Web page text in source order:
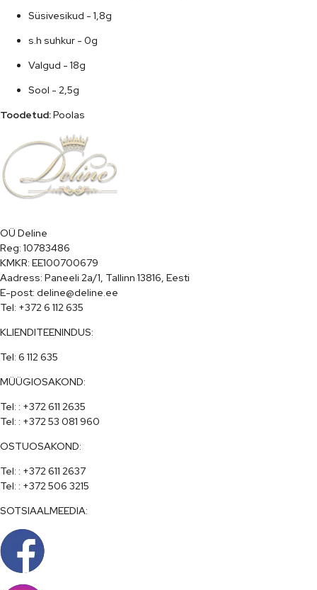
Süsivesikud - 1,8g
s.h suhkur - 0g
Valgud - 18g
Sool - 2,5g
Toodetud: Poolas
OÜ Deline
Reg: 10783486
KMKR: EE100700679
Aadress: Paneeli 2a/1, Tallinn 13816, Eesti
E-post: deline@deline.ee
Tel: +372 6 112 635
KLIENDITEENINDUS:
Tel: 6 112 635
MÜÜGIOSAKOND:
Tel: : +372 611 2635
Tel: : +372 53 081 960
OSTUOSAKOND:
Tel: : +372 611 2637
Tel: : +372 506 3215
SOTSIAALMEEDIA: